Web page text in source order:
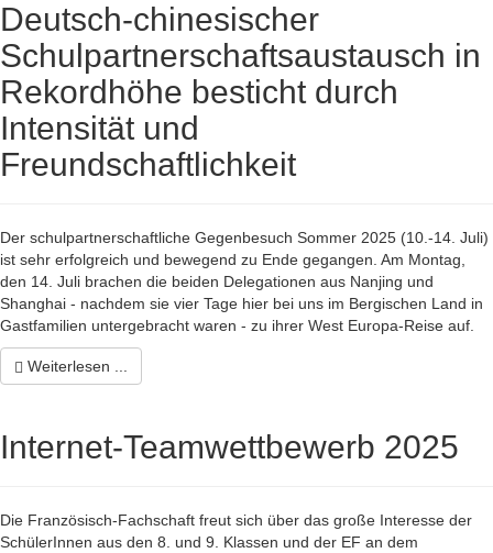
Deutsch-chinesischer
Schulpartnerschaftsaustausch in
Rekordhöhe besticht durch
Intensität und
Freundschaftlichkeit
Der schulpartnerschaftliche Gegenbesuch Sommer 2025 (10.-14. Juli)
ist sehr erfolgreich und bewegend zu Ende gegangen. Am Montag,
den 14. Juli brachen die beiden Delegationen aus Nanjing und
Shanghai - nachdem sie vier Tage hier bei uns im Bergischen Land in
Gastfamilien untergebracht waren - zu ihrer West Europa-Reise auf.
Weiterlesen ...
Internet-Teamwettbewerb 2025
Die Französisch-Fachschaft freut sich über das große Interesse der
SchülerInnen aus den 8. und 9. Klassen und der EF an dem